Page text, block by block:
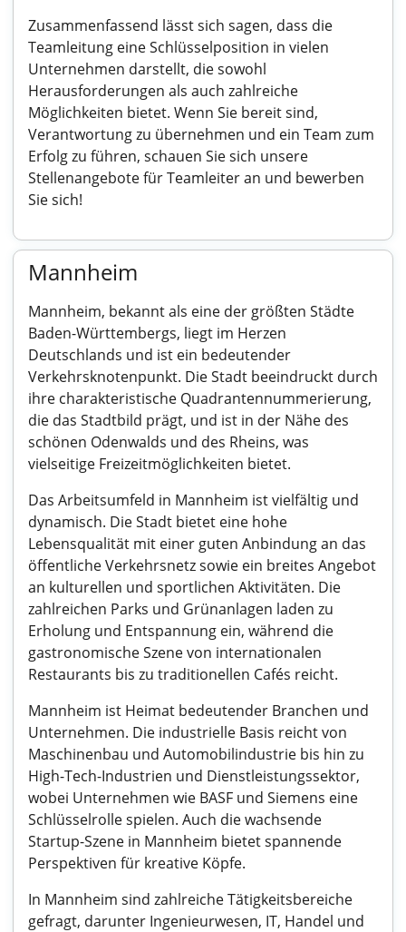
Zusammenfassend lässt sich sagen, dass die
Teamleitung eine Schlüsselposition in vielen
Unternehmen darstellt, die sowohl
Herausforderungen als auch zahlreiche
Möglichkeiten bietet. Wenn Sie bereit sind,
Verantwortung zu übernehmen und ein Team zum
Erfolg zu führen, schauen Sie sich unsere
Stellenangebote für Teamleiter an und bewerben
Sie sich!
Mannheim
Mannheim, bekannt als eine der größten Städte
Baden-Württembergs, liegt im Herzen
Deutschlands und ist ein bedeutender
Verkehrsknotenpunkt. Die Stadt beeindruckt durch
ihre charakteristische Quadrantennummerierung,
die das Stadtbild prägt, und ist in der Nähe des
schönen Odenwalds und des Rheins, was
vielseitige Freizeitmöglichkeiten bietet.
Das Arbeitsumfeld in Mannheim ist vielfältig und
dynamisch. Die Stadt bietet eine hohe
Lebensqualität mit einer guten Anbindung an das
öffentliche Verkehrsnetz sowie ein breites Angebot
an kulturellen und sportlichen Aktivitäten. Die
zahlreichen Parks und Grünanlagen laden zu
Erholung und Entspannung ein, während die
gastronomische Szene von internationalen
Restaurants bis zu traditionellen Cafés reicht.
Mannheim ist Heimat bedeutender Branchen und
Unternehmen. Die industrielle Basis reicht von
Maschinenbau und Automobilindustrie bis hin zu
High-Tech-Industrien und Dienstleistungssektor,
wobei Unternehmen wie BASF und Siemens eine
Schlüsselrolle spielen. Auch die wachsende
Startup-Szene in Mannheim bietet spannende
Perspektiven für kreative Köpfe.
In Mannheim sind zahlreiche Tätigkeitsbereiche
gefragt, darunter Ingenieurwesen, IT, Handel und